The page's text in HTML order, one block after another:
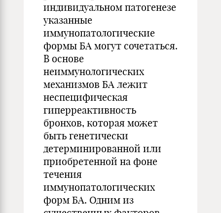
индивидуальном патогенезе
указанные
иммунопатологические
формы БА могут сочетаться.
В основе
неиммунологических
механизмов БА лежит
неспецифическая
гиперреактивность
бронхов, которая может
быть генетически
детерминированной или
приобретенной на фоне
течения
иммунопатологических
форм БА. Одним из